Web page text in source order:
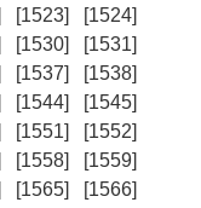
[1523]
[1524]
[1530]
[1531]
[1537]
[1538]
[1544]
[1545]
[1551]
[1552]
[1558]
[1559]
[1565]
[1566]